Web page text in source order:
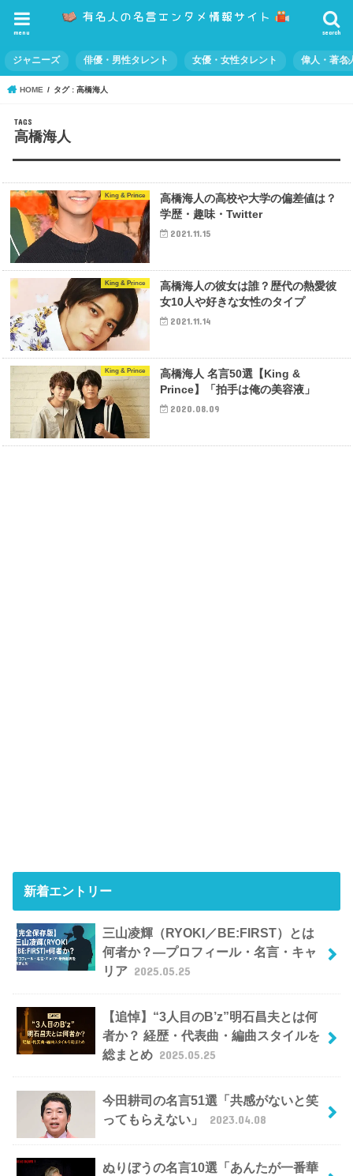
search
menu
ジャニーズ 俳優・男性タレント 女優・女性タレント 偉人・著名
HOME タグ : 高橋海人
高橋海人
King & Prince
高橋海人の高校や大学の偏差値は？
学歴・趣味・Twitter
2021.11.15
King & Prince
高橋海人の彼女は誰？歴代の熱愛彼
女10人や好きな女性のタイプ
2021.11.14
King & Prince
高橋海人 名言50選【King &
Prince】「拍手は俺の美容液」
2020.08.09
新着エントリー
三山凌輝（RYOKI／BE:FIRST）とは
何者か？―プロフィール・名言・キャ
リア 2025.05.25
【追悼】“3人目のB’z”明石昌夫とは何
者か？ 経歴・代表曲・編曲スタイルを
総まとめ 2025.05.25
今田耕司の名言51選「共感がないと笑
ってもらえない」
2023.04.08
ぬりぼうの名言10選「あんたが一番華